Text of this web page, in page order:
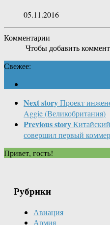
05.11.2016
Комментарии
Чтобы добавить
Свежее:
Next storyПроект
Aggie (Великобритания)
Previous story
совершил первый
Привет, гость!
Рубрики
Авиация
Армия